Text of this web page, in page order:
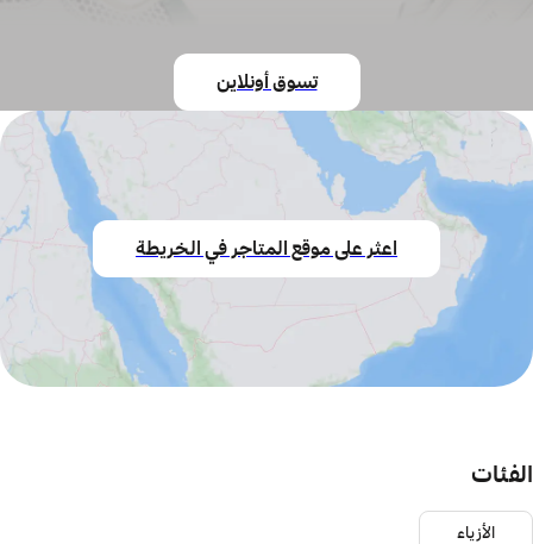
تسوق أونلاين
اعثر على موقع المتاجر في الخريطة
الفئات
الأزياء